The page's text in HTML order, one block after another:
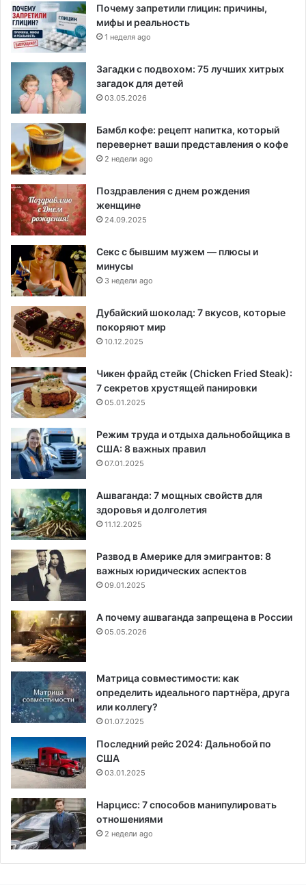
Почему запретили глицин: причины,
мифы и реальность
1 неделя ago
Загадки с подвохом: 75 лучших хитрых
загадок для детей
03.05.2026
Бамбл кофе: рецепт напитка, который
перевернет ваши представления о кофе
2 недели ago
Поздравления с днем рождения
женщине
24.09.2025
Секс с бывшим мужем — плюсы и
минусы
3 недели ago
Дубайский шоколад: 7 вкусов, которые
покоряют мир
10.12.2025
Чикен фрайд стейк (Chicken Fried Steak):
7 секретов хрустящей панировки
05.01.2025
Режим труда и отдыха дальнобойщика в
США: 8 важных правил
07.01.2025
Ашваганда: 7 мощных свойств для
здоровья и долголетия
11.12.2025
Развод в Америке для эмигрантов: 8
важных юридических аспектов
09.01.2025
А почему ашваганда запрещена в России
05.05.2026
Матрица совместимости: как
определить идеального партнёра, друга
или коллегу?
01.07.2025
Последний рейс 2024: Дальнобой по
США
03.01.2025
Нарцисс: 7 способов манипулировать
отношениями
2 недели ago